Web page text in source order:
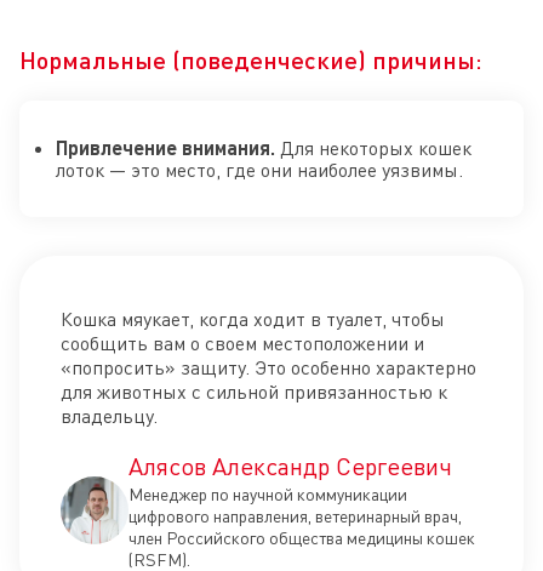
Нормальные (поведенческие) причины:
Привлечение внимания. Для некоторых кошек
лоток — это место, где они наиболее уязвимы.
Кошка мяукает, когда ходит в туалет, чтобы
сообщить вам о своем местоположении и
«попросить» защиту. Это особенно характерно
для животных с сильной привязанностью к
владельцу.
Алясов Александр Сергеевич
Менеджер по научной коммуникации
цифрового направления, ветеринарный врач,
член Российского общества медицины кошек
(RSFM).